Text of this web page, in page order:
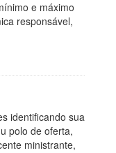
e máximo
responsável,
identificando sua
polo de oferta,
ministrante,